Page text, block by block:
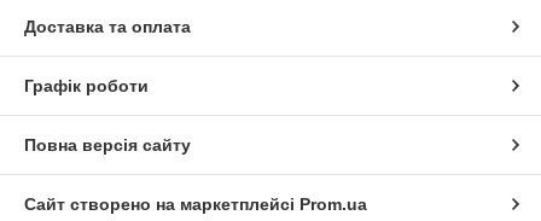
Доставка та оплата
Графік роботи
Повна версія сайту
Сайт створено на маркетплейсі Prom.ua